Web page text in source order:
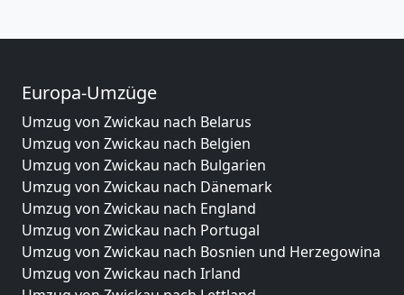
Europa-Umzüge
Umzug von Zwickau nach Belarus
Umzug von Zwickau nach Belgien
Umzug von Zwickau nach Bulgarien
Umzug von Zwickau nach Dänemark
Umzug von Zwickau nach England
Umzug von Zwickau nach Portugal
Umzug von Zwickau nach Bosnien und Herzegowina
Umzug von Zwickau nach Irland